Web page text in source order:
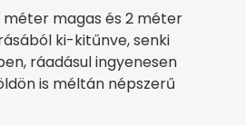
magas és 2 méter
ki-kitűnve, senki
ráadásul ingyenesen
is méltán népszerű